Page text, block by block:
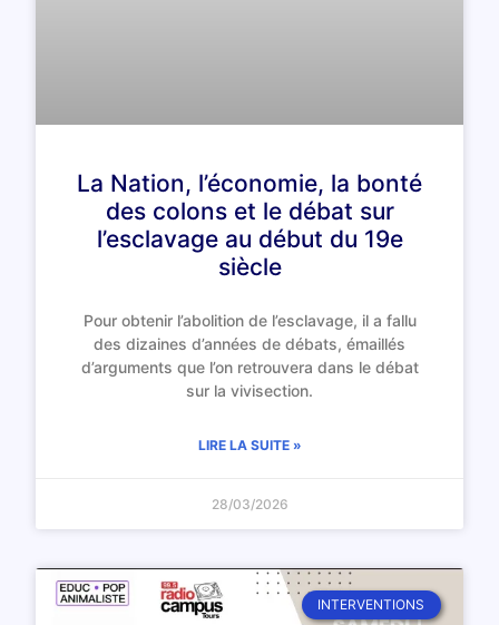
La Nation, l’économie, la bonté
des colons et le débat sur
l’esclavage au début du 19e
siècle
Pour obtenir l’abolition de l’esclavage, il a fallu
des dizaines d’années de débats, émaillés
d’arguments que l’on retrouvera dans le débat
sur la vivisection.
LIRE LA SUITE »
28/03/2026
INTERVENTIONS